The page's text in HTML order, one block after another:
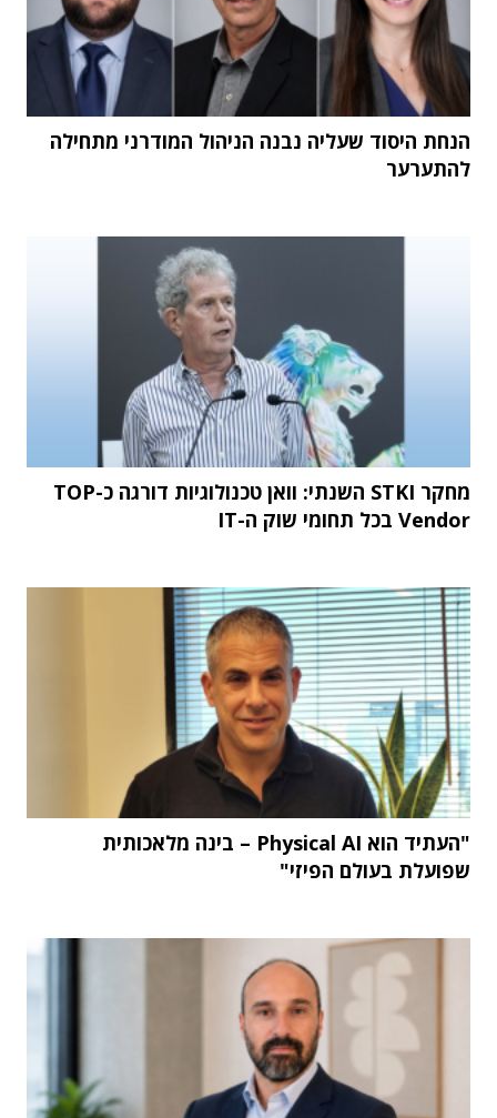
הנחת היסוד שעליה נבנה הניהול המודרני מתחילה
להתערער
מחקר STKI השנתי: וואן טכנולוגיות דורגה כ-TOP
Vendor בכל תחומי שוק ה-IT
"העתיד הוא Physical AI – בינה מלאכותית
שפועלת בעולם הפיזי"